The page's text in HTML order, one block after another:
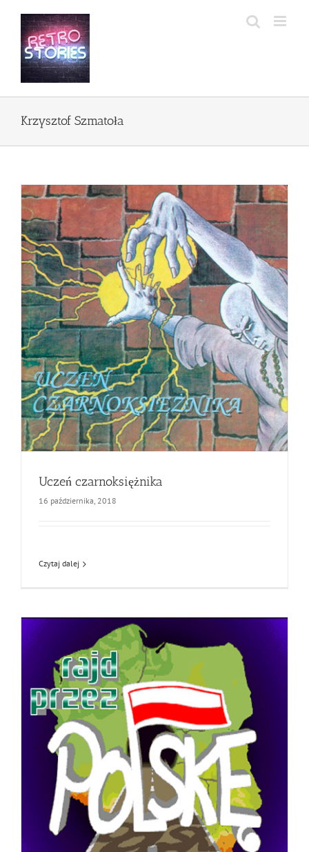
zawartości
Krzysztof Szmatoła
Uczeń czarnoksiężnika
16 października, 2018
Czytaj dalej